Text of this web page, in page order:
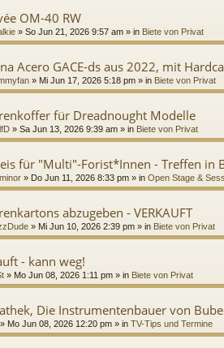
OM-40 RW
» So Jun 21, 2026 9:57 am » in Biete von Privat
Acero GACE-ds aus 2022, mit
» Mi Jun 17, 2026 5:18 pm » in Biete von Privat
für Dreadnought Modelle
» Sa Jun 13, 2026 9:39 am » in Biete von Privat
für "Multi"-Forist*Innen - Treffen in
» Do Jun 11, 2026 8:33 pm » in Open Stage &
abzugeben - VERKAUFT
» Mi Jun 10, 2026 2:39 pm » in Biete von Privat
- kann weg!
» Mo Jun 08, 2026 1:11 pm » in Biete von Privat
Die Instrumentenbauer von
» Mo Jun 08, 2026 12:20 pm » in TV-Tips und Termine